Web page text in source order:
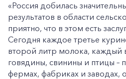
«Россия добилась
результатов в области
приятно, что в этом есть
Сегодня каждое третье
второй литр молока, каждый
говядины, свинины и птицы –
фермах, фабриках и заводах,